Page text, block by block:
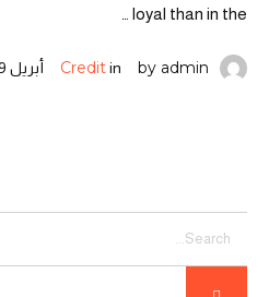
loyal than in the …
by admin
in
Credit أبريل 9, 2021